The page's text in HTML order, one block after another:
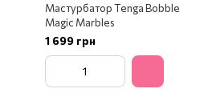
Мастурбатор Tenga Bobble
Magic Marbles
1 699 грн